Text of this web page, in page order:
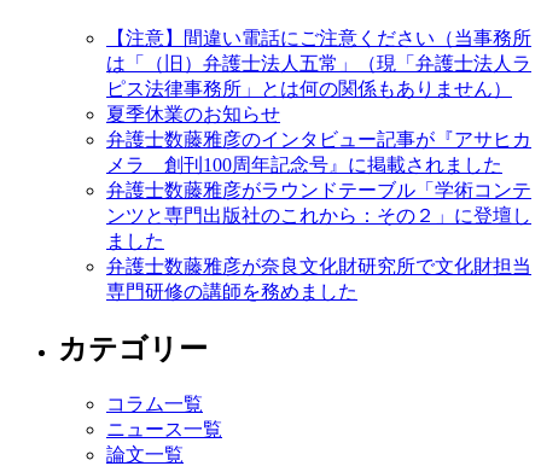
【注意】間違い電話にご注意ください（当事務所
は「（旧）弁護士法人五常」（現「弁護士法人ラ
ピス法律事務所」とは何の関係もありません）
夏季休業のお知らせ
弁護士数藤雅彦のインタビュー記事が『アサヒカ
メラ 創刊100周年記念号』に掲載されました
弁護士数藤雅彦がラウンドテーブル「学術コンテ
ンツと専門出版社のこれから：その２」に登壇し
ました
弁護士数藤雅彦が奈良文化財研究所で文化財担当
専門研修の講師を務めました
カテゴリー
コラム一覧
ニュース一覧
論文一覧